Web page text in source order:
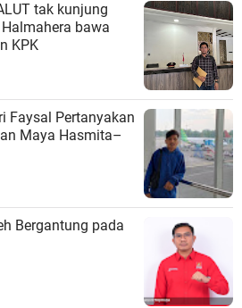
tak kunjung
bawa
KPK
Faysal Pertanyakan
Maya Hasmita–
Bergantung pada